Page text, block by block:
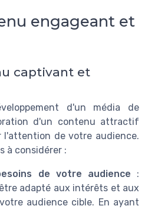
engageant et
captivant et
d'un média de
d'un contenu attractif
l'attention de votre audience.
à considérer :
de votre audience :
adapté aux intérêts et aux
audience cible. En ayant